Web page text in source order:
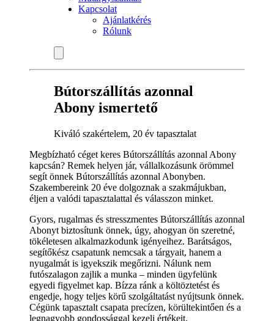
Kapcsolat
Ajánlatkérés
Rólunk
Bútorszállítás azonnal
Abony ismertető
Kiváló szakértelem, 20 év tapasztalat
Megbízható céget keres Bútorszállítás azonnal Abony
kapcsán? Remek helyen jár, vállalkozásunk örömmel
segít önnek Bútorszállítás azonnal Abonyben.
Szakembereink 20 éve dolgoznak a szakmájukban,
éljen a valódi tapasztalattal és válasszon minket.
Gyors, rugalmas és stresszmentes Bútorszállítás azonnal
Abonyt biztosítunk önnek, úgy, ahogyan ön szeretné,
tökéletesen alkalmazkodunk igényeihez. Barátságos,
segítőkész csapatunk nemcsak a tárgyait, hanem a
nyugalmát is igyekszik megőrizni. Nálunk nem
futószalagon zajlik a munka – minden ügyfelünk
egyedi figyelmet kap. Bízza ránk a költöztetést és
engedje, hogy teljes körű szolgáltatást nyújtsunk önnek.
Cégünk tapasztalt csapata precízen, körültekintően és a
legnagyobb gondossággal kezeli értékeit.